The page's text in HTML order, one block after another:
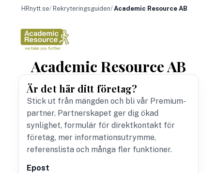
HRnytt.se Rekryteringsguiden Academic Resource AB
Academic Resource AB
Är det här ditt företag?
Stick ut från mängden och bli vår Premium-
partner. Partnerskapet ger dig ökad
synlighet, formulär för direktkontakt för
företag, mer informationsutrymme,
referenslista och många fler funktioner.
Epost